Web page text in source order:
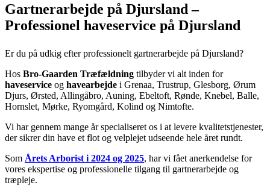
Gartnerarbejde på Djursland –
Professionel haveservice på Djursland
Er du på udkig efter professionelt gartnerarbejde på Djursland?
Hos Bro-Gaarden Træfældning tilbyder vi alt inden for
haveservice og havearbejde i Grenaa, Trustrup, Glesborg, Ørum
Djurs, Ørsted, Allingåbro, Auning, Ebeltoft, Rønde, Knebel, Balle,
Hornslet, Mørke, Ryomgård, Kolind og Nimtofte.
Vi har gennem mange år specialiseret os i at levere kvalitetstjenester,
der sikrer din have et flot og velplejet udseende hele året rundt.
Som Årets Arborist i 2024 og 2025, har vi fået anerkendelse for
vores ekspertise og professionelle tilgang til gartnerarbejde og
træpleje.